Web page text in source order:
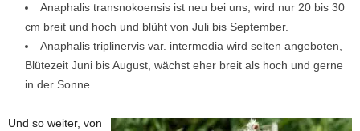
Anaphalis transnokoensis ist neu bei uns, wird nur 20 bis 30
cm breit und hoch und blüht von Juli bis September.
Anaphalis triplinervis var. intermedia wird selten angeboten,
Blütezeit Juni bis August, wächst eher breit als hoch und gerne
in der Sonne.
Und so weiter, von